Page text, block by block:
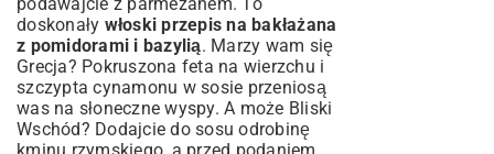
doskonały włoski przepis na bakłażana
z pomidorami i bazylią. Marzy wam się
Grecja? Pokruszona feta na wierzchu i
szczypta cynamonu w sosie przeniosą
was na słoneczne wyspy. A może Bliski
Wschód? Dodajcie do sosu odrobinę